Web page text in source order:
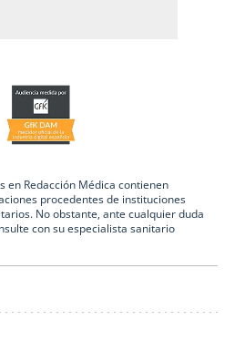
en Redacción Médica contienen
procedentes de instituciones
No obstante, ante cualquier duda
con su especialista sanitario